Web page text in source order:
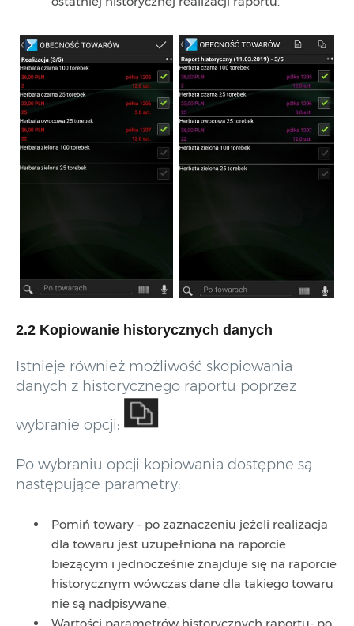
2.2 Kopiowanie historycznych danych
Istnieje również możliwość skopiowania
danych z historycznego raportu poprzez
wybranie opcji:
Po wybraniu opcji kopiowania dostępne są
następujące parametry:
Pomiń towary – po zaznaczeniu jeżeli realizacja
dla towaru jest uzupełniona na raporcie
bieżącym i jednocześnie znajduje się na raporcie
historycznym wówczas dane dla takiego towaru
nie są nadpisywane,